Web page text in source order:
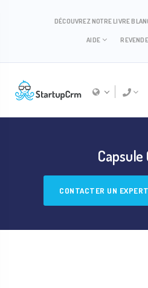
DÉCOUVREZ NOTRE LIVRE
AIDE
Capsule
CONTACTER UN